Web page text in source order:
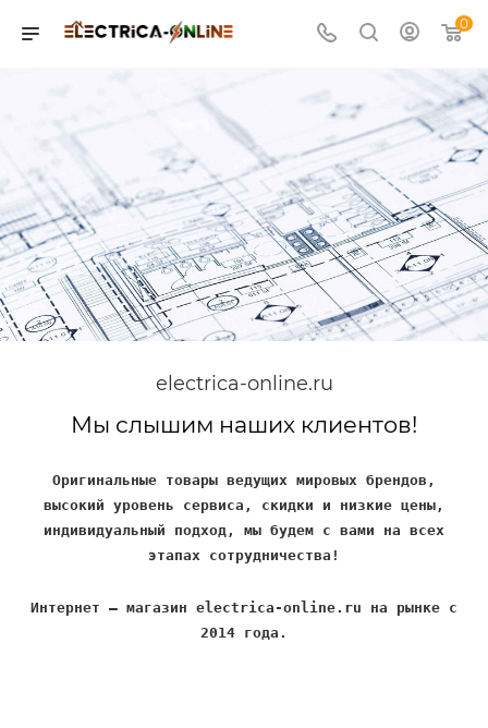
0
electrica-online.ru
Мы слышим наших клиентов!
Оригинальные товары ведущих мировых брендов,
высокий уровень сервиса, скидки и низкие цены,
индивидуальный подход, мы будем с вами на всех
этапах сотрудничества!
Интернет – магазин electrica-online.ru на рынке с
2014 года.